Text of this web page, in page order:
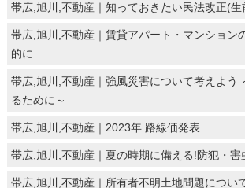
帯広,旭川,不動産｜知っておきたい民法改正(生
帯広,旭川,不動産｜賃貸アパート・マンション
的に
帯広,旭川,不動産｜強風災害について考えよう
るために～
帯広,旭川,不動産｜2023年 路線価発表
帯広,旭川,不動産｜夏の時期に備える!防犯・害
帯広,旭川,不動産｜所有者不明土地問題につい